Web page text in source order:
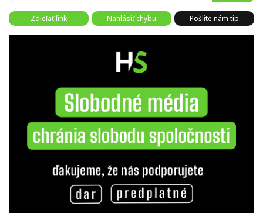
Zdieľať link Nahlásiť chybu Pošlite nám tip